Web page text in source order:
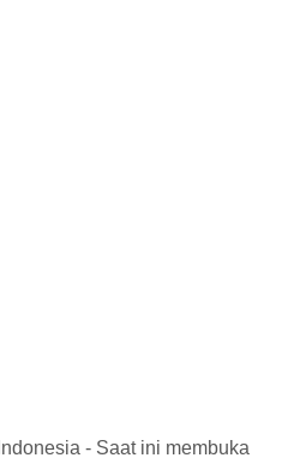
- Saat ini membuka